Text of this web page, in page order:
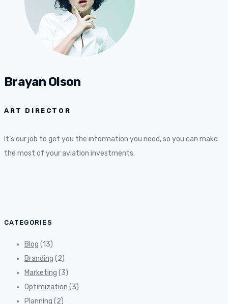
Brayan Olson
ART DIRECTOR
It’s our job to get you the information you need, so you can make
the most of your aviation investments.
CATEGORIES
Blog (13)
Branding (2)
Marketing (3)
Optimization (3)
Planning (2)